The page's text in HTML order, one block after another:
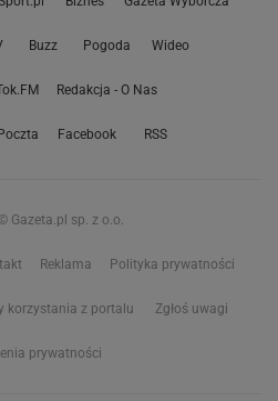
Buzz Pogoda Wideo
Redakcja - O Nas
Poczta Facebook RSS
Gazeta.pl sp. z o.o.
Reklama Polityka prywatności
korzystania z portalu Zgłoś uwagi
prywatności